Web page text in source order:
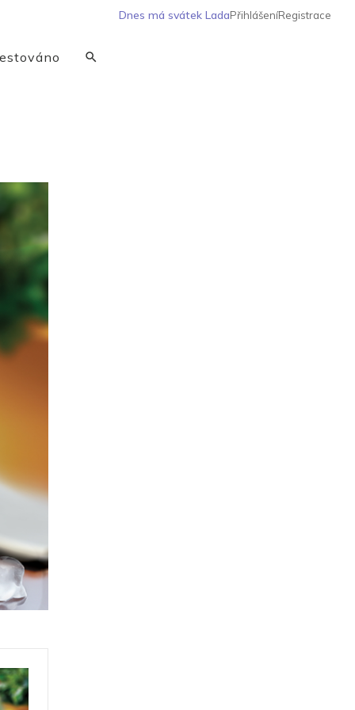
Dnes má svátek LadaPřihlášeníRegistrace